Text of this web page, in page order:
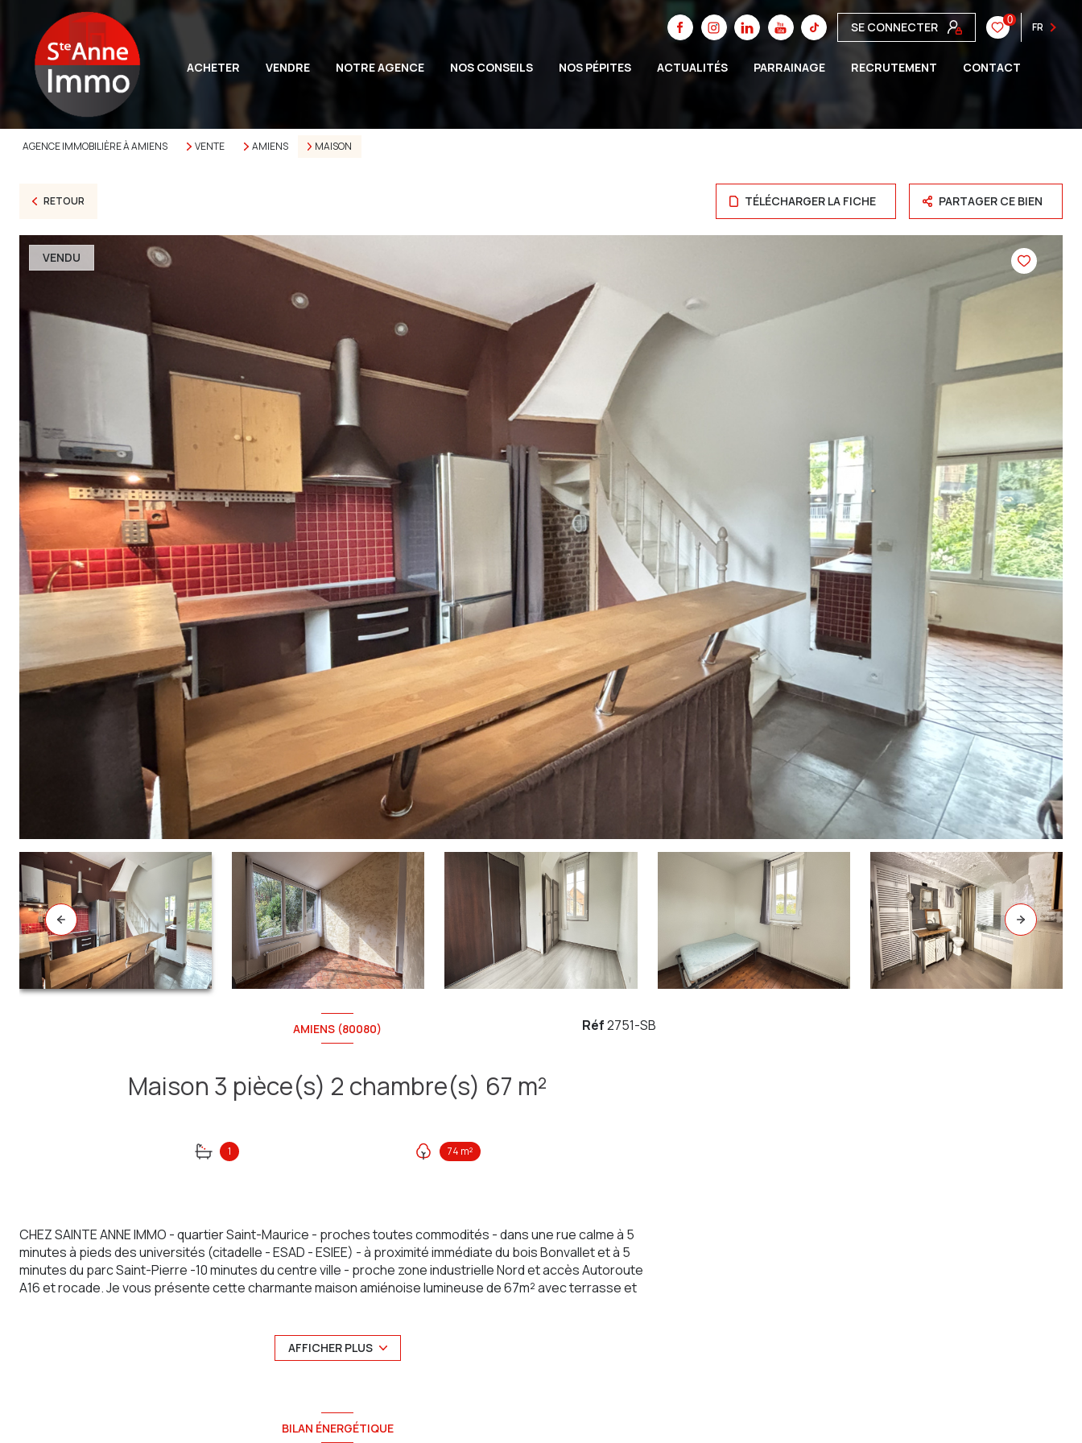
SE CONNECTER 0
FR
ACHETER VENDRE NOTRE AGENCE NOS CONSEILS NOS PÉPITES ACTUALITÉS PARRAINAGE RECRUTEMENT CONTACT
AGENCE IMMOBILIÈRE À AMIENS VENTE AMIENS MAISON
RETOUR TÉLÉCHARGER LA FICHE PARTAGER CE BIEN
VENDU
AMIENS (80080)
Maison 3 pièce(s) 2 chambre(s) 67 m²
1 74 m²
Réf2751-SB
CHEZ SAINTE ANNE IMMO - quartier Saint-Maurice - proches toutes commodités - dans une rue calme à 5
minutes à pieds des universités (citadelle - ESAD - ESIEE) - à proximité immédiate du bois Bonvallet et à 5
minutes du parc Saint-Pierre -10 minutes du centre ville - proche zone industrielle Nord et accès Autoroute
A16 et rocade. Je vous présente cette charmante maison amiénoise lumineuse de 67m² avec terrasse et
Au 1er étage: une chambre de 13 m² avec dressing (Rangement/penderie)
A l'extérieur : une terrasse et un jardinet clos et arboré avec cabanon exposés Sud.
AFFICHER PLUS
BILAN ÉNERGÉTIQUE